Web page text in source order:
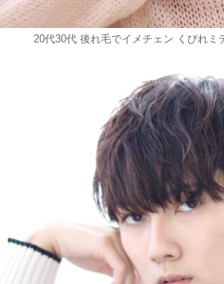
20代30代 後れ毛でイメチェン くびれミ